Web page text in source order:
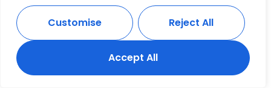
Customise Reject All
Accept All